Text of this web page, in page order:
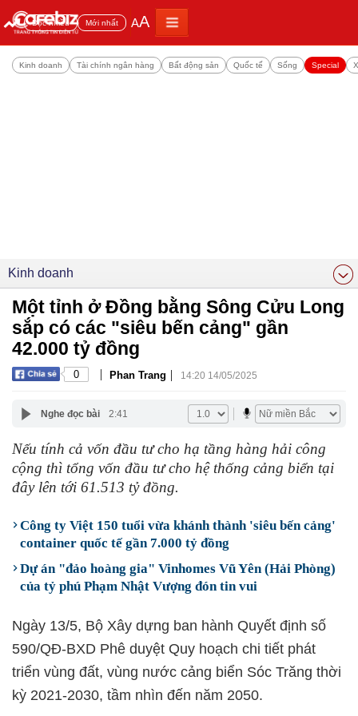
Đọc nhiều Mới nhất AA
Kinh doanh Tài chính ngân hàng Bất động sản Quốc tế Sống Special
Kinh doanh
Một tỉnh ở Đồng bằng Sông Cửu Long
sắp có các "siêu bến cảng" gần
42.000 tỷ đồng
0 | Phan Trang | 14:20 14/05/2025
Nghe đọc bài 2:41
Nếu tính cả vốn đầu tư cho hạ tầng hàng hải công
cộng thì tổng vốn đầu tư cho hệ thống cảng biển tại
đây lên tới 61.513 tỷ đồng.
Công ty Việt 150 tuổi vừa khánh thành 'siêu bến cảng'
container quốc tế gần 7.000 tỷ đồng
Dự án "đảo hoàng gia" Vinhomes Vũ Yên (Hải Phòng)
của tỷ phú Phạm Nhật Vượng đón tin vui
Ngày 13/5, Bộ Xây dựng ban hành Quyết định số
590/QĐ-BXD Phê duyệt Quy hoạch chi tiết phát
triển vùng đất, vùng nước cảng biển Sóc Trăng thời
kỳ 2021-2030, tầm nhìn đến năm 2050.